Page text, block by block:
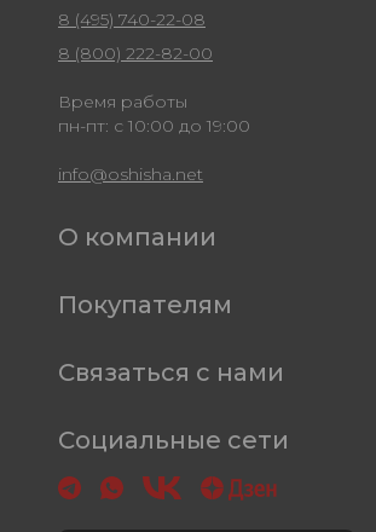
8 (495) 740-22-08
8 (800) 222-82-00
Время работы
пн-пт: с 10:00 до 19:00
info@oshisha.net
О компании
Покупателям
Связаться с нами
Социальные сети